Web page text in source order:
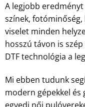
A legjobb eredményt
színek,
viselet minden
hosszú távon is
DTF technológia a
Mi ebben tudunk
modern gépekkel és